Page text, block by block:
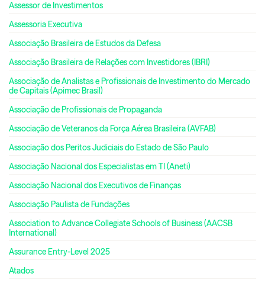
Assessor de Investimentos
Assessoria Executiva
Associação Brasileira de Estudos da Defesa
Associação Brasileira de Relações com Investidores (IBRI)
Associação de Analistas e Profissionais de Investimento do Mercado
de Capitais (Apimec Brasil)
Associação de Profissionais de Propaganda
Associação de Veteranos da Força Aérea Brasileira (AVFAB)
Associação dos Peritos Judiciais do Estado de São Paulo
Associação Nacional dos Especialistas em TI (Aneti)
Associação Nacional dos Executivos de Finanças
Associação Paulista de Fundações
Association to Advance Collegiate Schools of Business (AACSB
International)
Assurance Entry-Level 2025
Atados